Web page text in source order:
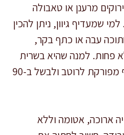
מרענן או טאבולה
שמעדיף גיוון, ניתן להכין
עבה או כתף בקר,
פחות. למנה שהיא בשרית
אך קלה יותר, אפשר לגרוס שוק עוף מפורקת לרוטב ולבשל ב-90
ארוכה, אטומה וללא